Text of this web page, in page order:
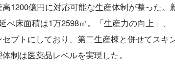
1200億円に対応可能な生産体制が整った
べ床面積は1万2598㎡。「生産力の向上」
プトにしており、第二生産棟と併せてスキ
制は医薬品レベルを実現した。